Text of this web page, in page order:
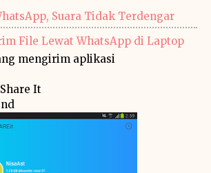
Suara Tidak Terdengar
File Lewat WhatsApp di Laptop
mengirim aplikasi
It